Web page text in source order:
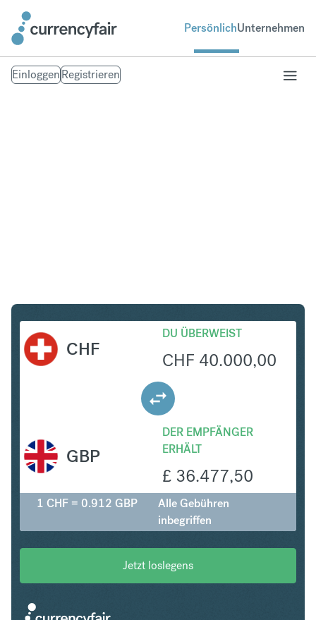
PersönlichUnternehmen
EinloggenRegistrieren
CHF
DU ÜBERWEIST
CHF 40.000,00
DER EMPFÄNGER
ERHÄLT
£ 36.477,50
GBP
1 CHF = 0.912 GBP
Alle Gebühren
inbegriffen
Jetzt loslegens